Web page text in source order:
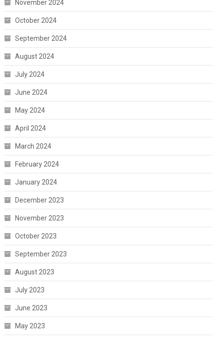
November 2024
October 2024
September 2024
August 2024
July 2024
June 2024
May 2024
April 2024
March 2024
February 2024
January 2024
December 2023
November 2023
October 2023
September 2023
August 2023
July 2023
June 2023
May 2023